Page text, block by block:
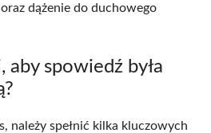
dążenie do duchowego
aby spowiedź była
należy spełnić kilka kluczowych